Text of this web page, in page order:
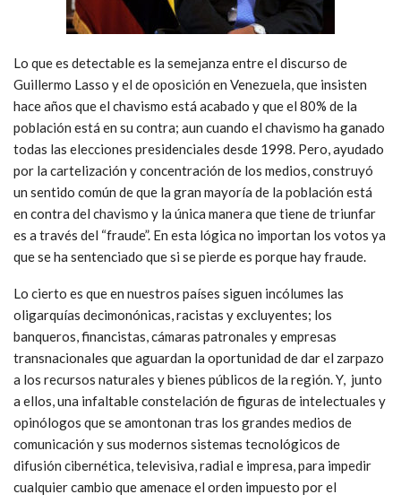
con el argumento de que 60% de la población votó “contra” la
continuidad del proyecto de Rafael Correa, sin querer ver que
también que 70% votó “contra” el banquero Guillermo Lasso,
señala el analista Pedro Brieger, director de Nodal..
Lo que es detectable es la semejanza entre el discurso de
Guillermo Lasso y el de oposición en Venezuela, que insisten
hace años que el chavismo está acabado y que el 80% de la
población está en su contra; aun cuando el chavismo ha ganado
todas las elecciones presidenciales desde 1998. Pero, ayudado
por la cartelización y concentración de los medios, construyó
un sentido común de que la gran mayoría de la población está
en contra del chavismo y la única manera que tiene de triunfar
es a través del “fraude”. En esta lógica no importan los votos ya
que se ha sentenciado que si se pierde es porque hay fraude.